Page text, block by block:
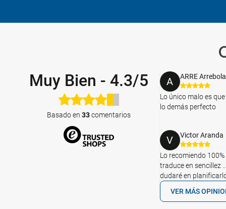
Muy Bien - 4.3/5
Basado en 33comentarios
A ARRE Arrebola
Lo único malo es
lo demás perfecto
V Victor Aranda
Lo recomiendo
traduce en sencillez
dudaré en
VER MÁS